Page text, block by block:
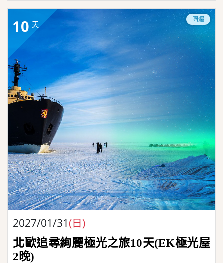
10 天
團體
2027/01/31(日)
北歐追尋絢麗極光之旅10天(EK極光屋
2晚)